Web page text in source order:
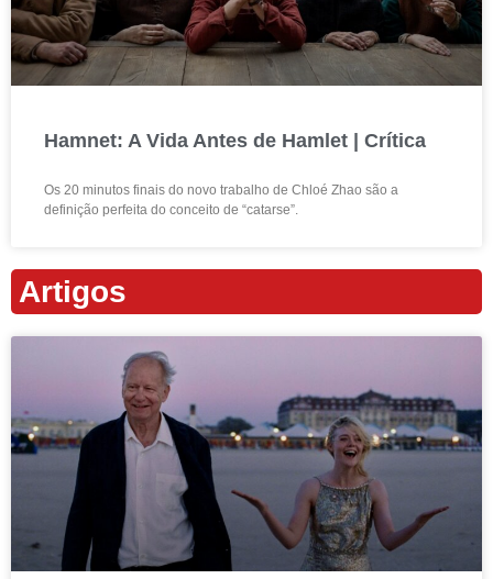
Hamnet: A Vida Antes de Hamlet | Crítica
Os 20 minutos finais do novo trabalho de Chloé Zhao são a
definição perfeita do conceito de “catarse”.
Artigos